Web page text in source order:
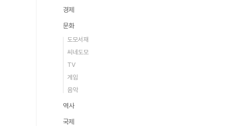
경제
문화
도모서재
씨네도모
TV
게임
음악
역사
국제